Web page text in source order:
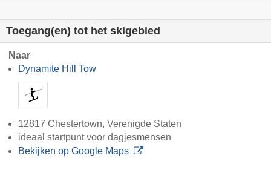
Toegang(en) tot het skigebied
Naar
Dynamite Hill Tow
12817 Chestertown, Verenigde Staten
ideaal startpunt voor dagjesmensen
Bekijken op Google Maps